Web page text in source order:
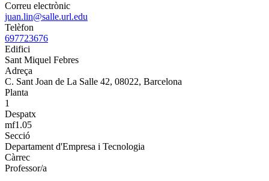
Correu electrònic
juan.lin@salle.url.edu
Telèfon
697723676
Edifici
Sant Miquel Febres
Adreça
C. Sant Joan de La Salle 42, 08022, Barcelona
Planta
1
Despatx
mf1.05
Secció
Departament d'Empresa i Tecnologia
Càrrec
Professor/a